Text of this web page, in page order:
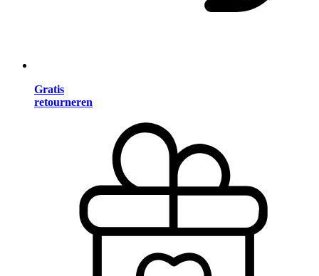
Gratis
retourneren